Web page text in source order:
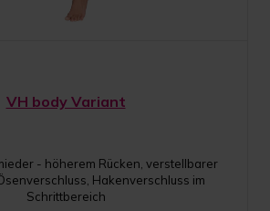
VH body Variant
- höherem Rücken, verstellbarer
Hakenverschluss im
Schrittbereich